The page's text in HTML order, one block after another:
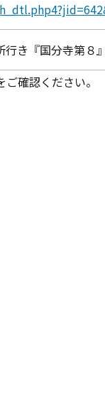
き『国分寺第８
確認ください。